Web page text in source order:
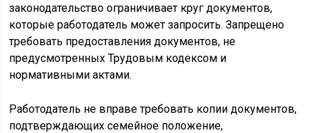
законодательство ограничивает круг документов,
которые работодатель может запросить. Запрещено
требовать предоставления документов, не
предусмотренных Трудовым кодексом и
нормативными актами.
Работодатель не вправе требовать копии документов,
подтверждающих семейное положение,